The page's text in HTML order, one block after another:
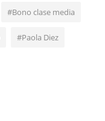
#Bono clase media
#Paola Diez